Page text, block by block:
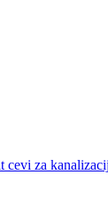
cevi za